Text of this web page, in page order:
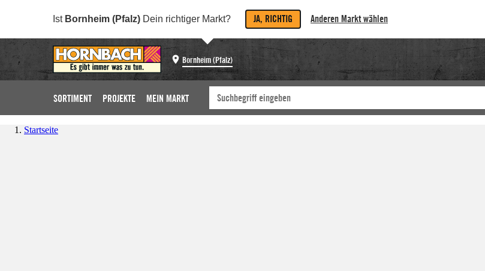
Ist Bornheim (Pfalz) Dein richtiger Markt? JA, RICHTIG Anderen Markt wählen
Bornheim (Pfalz)
SORTIMENT PROJEKTE MEIN MARKT
Startseite